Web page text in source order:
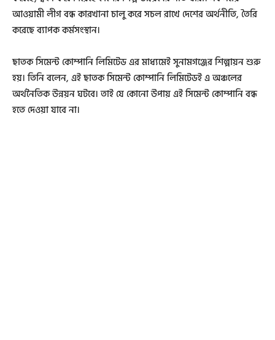
আওয়ামী লীগ বন্ধ কারখানা চালু করে সচল রাখে দেশের অর্থনীতি, তৈরি
করেছে ব্যাপক কর্মসংস্থান।
ছাতক সিমেন্ট কোম্পানি লিমিটেড এর মাধ্যমেই সুনামগঞ্জের শিল্পায়ন শুরু
হয়। তিনি বলেন, এই ছাতক সিমেন্ট কোম্পানি লিমিটেডই এ অঞ্চলের
অর্থনৈতিক উন্নয়ন ঘটবে। তাই যে কোনো উপায় এই সিমেন্ট কোম্পানি বন্ধ
হতে দেওয়া যাবে না।